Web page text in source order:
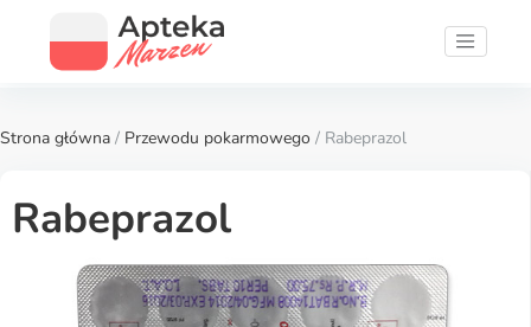
Strona główna / Przewodu pokarmowego / Rabeprazol
Rabeprazol